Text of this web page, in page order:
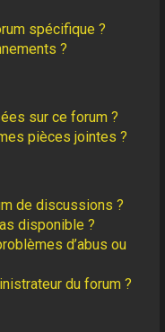
spécifique ?
?
sur ce forum ?
pièces jointes ?
de discussions ?
disponible ?
d’abus ou
du forum ?